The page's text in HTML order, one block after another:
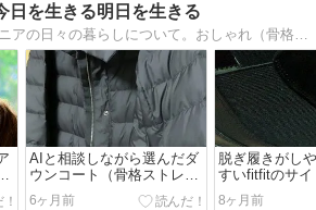
日を生きる明日を生きる
AIと相談しながら選んだダ
ウンコート（骨格ストレー
6ヶ月前
脱ぎ履きがし
すいfitfitのサイ
8ヶ月前